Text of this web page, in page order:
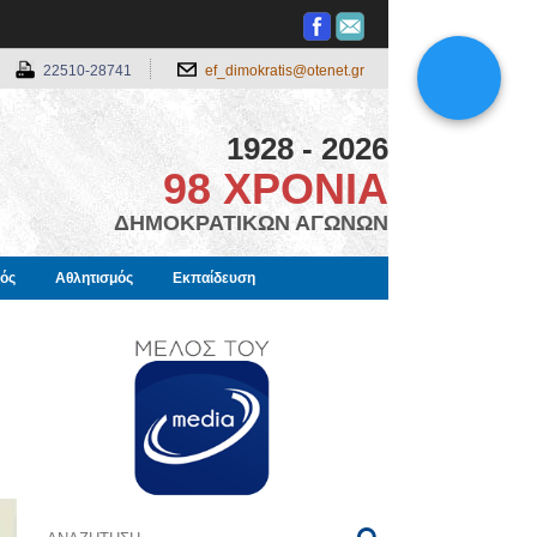
22510-28741 ef_dimokratis@otenet.gr
1928 - 2026
98 ΧΡΟΝΙΑ
ΔΗΜΟΚΡΑΤΙΚΩΝ ΑΓΩΝΩΝ
Αθλητισμός Εκπαίδευση